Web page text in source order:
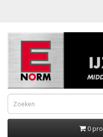
0